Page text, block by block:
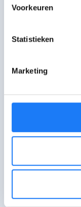
Voorkeuren
Statistieken
Marketing
FOTO: Toon
Wat
pagina?